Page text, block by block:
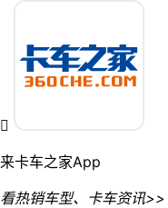

来卡车之家App
看热销车型、卡车资讯>>